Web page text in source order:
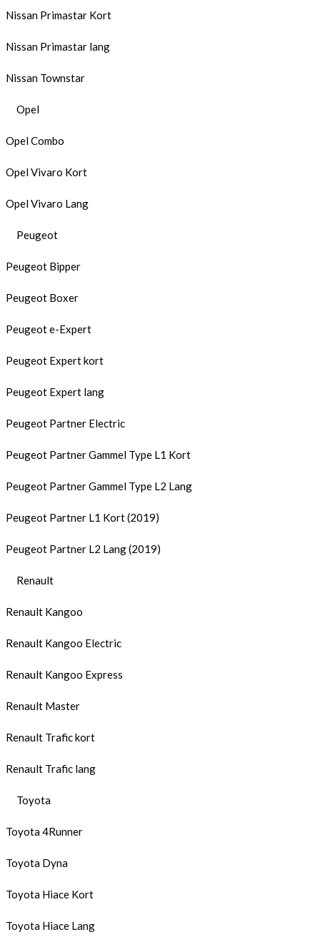
Nissan Primastar Kort
Nissan Primastar lang
Nissan Townstar
Opel
Opel Combo
Opel Vivaro Kort
Opel Vivaro Lang
Peugeot
Peugeot Bipper
Peugeot Boxer
Peugeot e-Expert
Peugeot Expert kort
Peugeot Expert lang
Peugeot Partner Electric
Peugeot Partner Gammel Type L1 Kort
Peugeot Partner Gammel Type L2 Lang
Peugeot Partner L1 Kort (2019)
Peugeot Partner L2 Lang (2019)
Renault
Renault Kangoo
Renault Kangoo Electric
Renault Kangoo Express
Renault Master
Renault Trafic kort
Renault Trafic lang
Toyota
Toyota 4Runner
Toyota Dyna
Toyota Hiace Kort
Toyota Hiace Lang